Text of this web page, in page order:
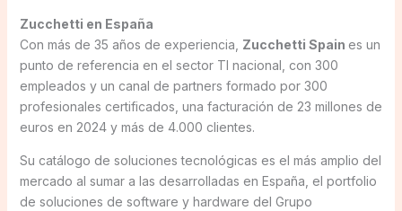
Zucchetti en España
Con más de 35 años de experiencia, Zucchetti Spain es un
punto de referencia en el sector TI nacional, con 300
empleados y un canal de partners formado por 300
profesionales certificados, una facturación de 23 millones de
euros en 2024 y más de 4.000 clientes.
Su catálogo de soluciones tecnológicas es el más amplio del
mercado al sumar a las desarrolladas en España, el portfolio
de soluciones de software y hardware del Grupo